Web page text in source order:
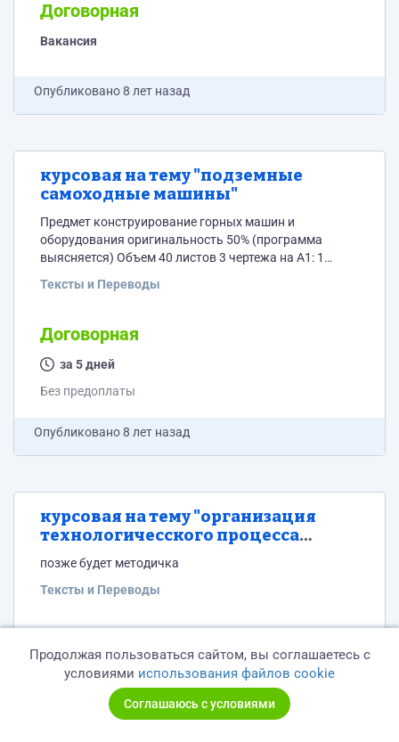
Договорная
Вакансия
Опубликовано8 лет назад
курсовая на тему "подземные
самоходные машины"
Предмет конструирование горных машин и
оборудования оригинальность 50% (программа
выясняется) Объем 40 листов 3 чертежа на А1: 1
модификация 3 деталировка узла с модификацией
Введение 1-2стр 1 описание выбранной
технологической схемы 1-2 стр 2 спец часть 2.1
описание конструкции и принцип действия 2-3 стр 2.2
Тексты и Переводы
Договорная
за 5 дней
Без предоплаты
Опубликовано8 лет назад
курсовая на тему "организация
технологичесского процесса
обслуживание и ремонта система
питания карбюраторных
двигателей на примере двигателя
позже будет методичка
Тексты и Переводы
за 10 дней
Без предоплаты
Продолжая пользоваться сайтом, вы соглашаетесь с
условиями использования файлов cookie
Соглашаюсь с условиями